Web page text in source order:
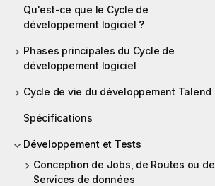
Qu'est-ce que le Cycle de
développement logiciel ?
Phases principales du Cycle de
développement logiciel
Cycle de vie du développement Talend
Spécifications
Développement et Tests
Conception de Jobs, de Routes ou de
Services de données